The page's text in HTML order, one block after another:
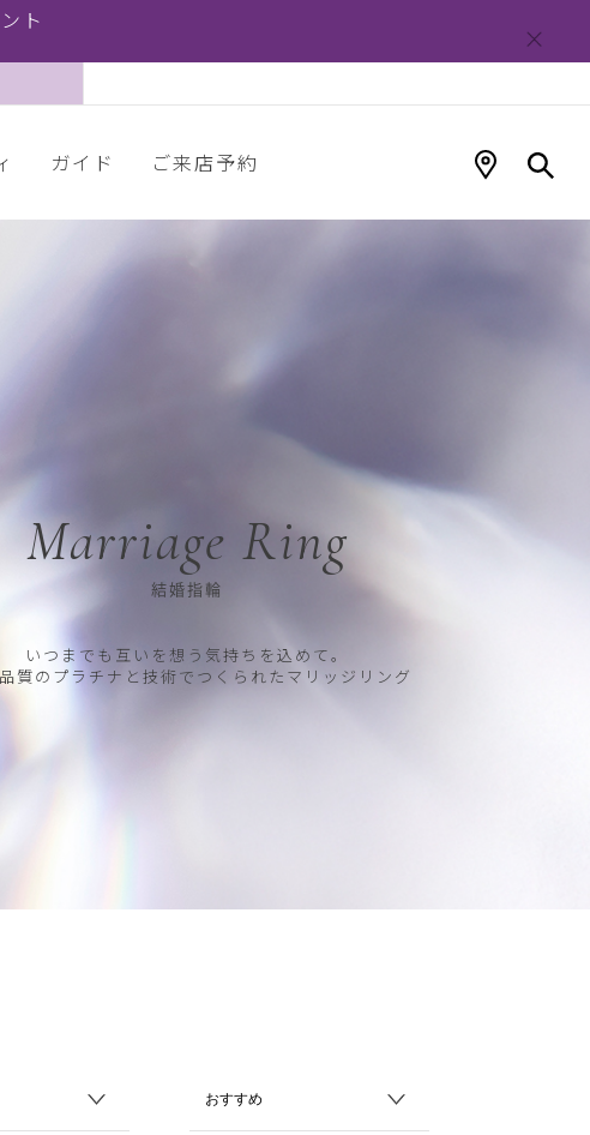
ト
ガイド ご来店予約
Marriage Ring
結婚指輪
いつまでも互いを想う気持ちを込めて。
質のプラチナと技術でつくられたマリッジリング